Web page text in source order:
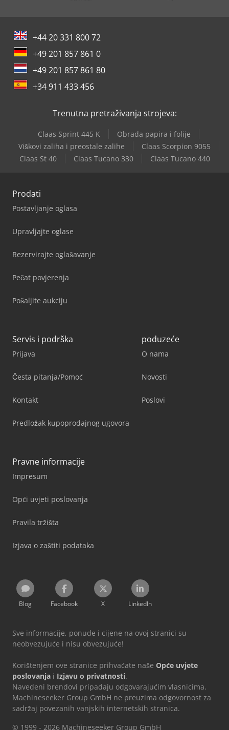
+44 20 331 800 72
+49 201 857 861 0
+49 201 857 861 80
+34 911 433 456
Trenutna pretraživanja strojeva:
Claas Sprint 445 K
Obrada papira i folije
Viškovi zaliha i preostale zalihe
Claas Scorpion 9055
Claas St 40
Claas Tucano 330 Claas Tucano 440
Prodati
Postavljanje oglasa
Upravljajte oglase
Rezervirajte oglašavanje
Pečat povjerenja
Pošaljite aukciju
Servis i podrška
Prijava
Česta pitanja/Pomoć
Kontakt
Predložak kupoprodajnog ugovora
poduzeće
O nama
Novosti
Poslovi
Pravne informacije
Impresum
Opći uvjeti poslovanja
Pravila tržišta
Izjava o zaštiti podataka
Blog Facebook X LinkedIn
Sve informacije, ponude i cijene na ovoj stranici su
neobvezujuće i nisu obvezujuće!
Korištenjem ove stranice prihvaćate naše Opće uvjete
poslovanja i Izjavu o privatnosti.
Navedeni brendovi pripadaju odgovarajućim vlasnicima.
Machineseeker Group GmbH ne preuzima odgovornost za
sadržaj povezanih vanjskih internetskih stranica.
© 1999 - 2026 Machineseeker Group GmbH